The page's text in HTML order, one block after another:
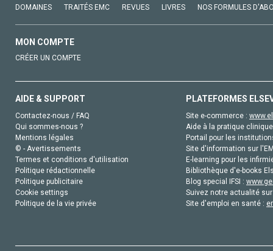
DOMAINES TRAITÉS EMC REVUES LIVRES NOS FORMULES
MON COMPTE
CRÉER UN COMPTE
AIDE & SUPPORT
Contactez-nous / FAQ
Qui sommes-nous ?
Mentions légales
© - Avertissements
Termes et conditions d'utilisation
Politique rédactionnelle
Politique publicitaire
Cookie settings
Politique de la vie privée
PLATEFORMES
Site e-commerce :
Aide à la pratique
Portail pour les
Site d'information sur
E-learning pour les
Bibliothèque d'e-books
Blog special IFSI :
Suivez notre actualité
Site d'emploi en santé :